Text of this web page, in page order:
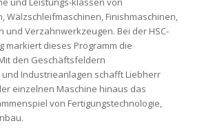
Wälzschleifmaschinen, Finishmaschinen,
und Verzahnwerkzeugen. Bei der HSC-
markiert dieses Programm die
den Geschäftsfeldern
Industrieanlagen schafft Liebherr
einzelnen Maschine hinaus das
von Fertigungstechnologie,